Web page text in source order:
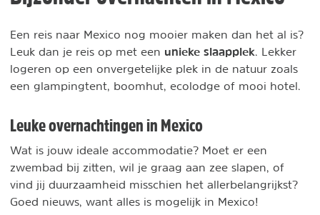
Een reis naar Mexico nog mooier maken dan het al is?
Leuk dan je reis op met een unieke slaapplek . Lekker
logeren op een onvergetelijke plek in de natuur zoals
een glampingtent, boomhut, ecolodge of mooi hotel.
Leuke overnachtingen in Mexico
Wat is jouw ideale accommodatie? Moet er een
zwembad bij zitten, wil je graag aan zee slapen, of
vind jij duurzaamheid misschien het allerbelangrijkst?
Goed nieuws, want alles is mogelijk in Mexico!